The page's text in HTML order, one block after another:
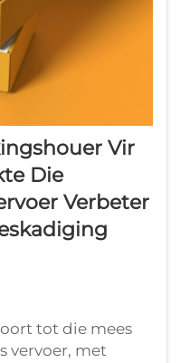
Vir
Die
Verbeter
tot die mees
vervoer, met